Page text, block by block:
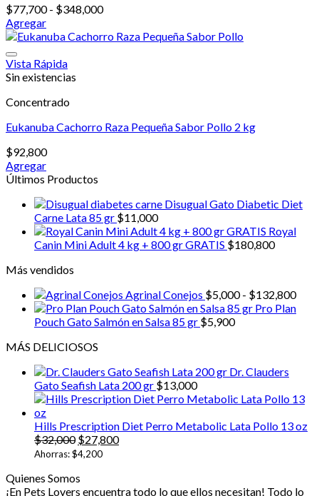
$77,700 - $348,000Rango
precios:
Agregar
Este
tiene
múltiples
Las
se
elegir
en
la
página
producto
Vista Rápida
Sin existencias
Concentrado
Eukanuba Cachorro Raza Pequeña Sabor Pollo 2 kg
$92,800
Agregar
Últimos Productos
Disugual Gato Diabetic Diet
Carne Lata 85 gr $11,000
Royal
Canin Mini Adult 4 kg + 800 gr GRATIS $180,800
Más vendidos
Agrinal Conejos $5,000 - $132,800
de
Pro Plan
Pouch Gato Salmón en Salsa 85 gr $5,900
MÁS DELICIOSOS
Dr. Clauders
Gato Seafish Lata 200 gr $13,000
Hills Prescription Diet Perro Metabolic Lata Pollo 13 oz
$32,000 El
precio
era:
$32,000.
$27,800El
$27,800.
Ahorras:$4,200
Quienes Somos
¡En Pets Lovers encuentra todo lo que ellos necesitan! Todo lo